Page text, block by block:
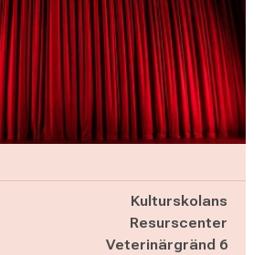
Kulturskolans
Resurscenter
Veterinärgränd 6